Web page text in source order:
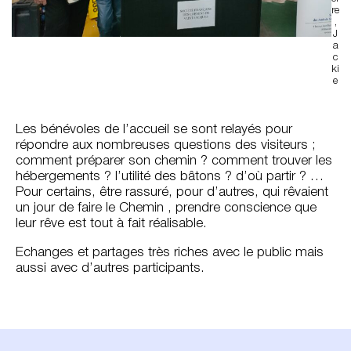
re
,
J
a
c
ki
e
Les bénévoles de l’accueil se sont relayés pour
répondre aux nombreuses questions des visiteurs ;
comment préparer son chemin ? comment trouver les
hébergements ? l’utilité des bâtons ? d’où partir ? …
Pour certains, être rassuré, pour d’autres, qui rêvaient
un jour de faire le Chemin , prendre conscience que
leur rêve est tout à fait réalisable.
Echanges et partages très riches avec le public mais
aussi avec d’autres participants.